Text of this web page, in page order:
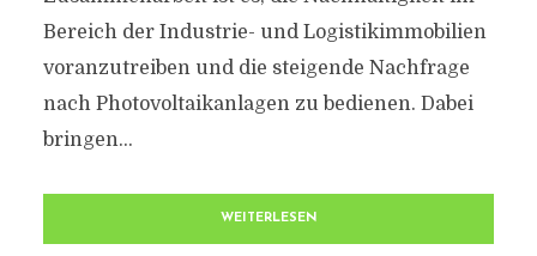
Bereich der Industrie- und Logistikimmobilien
voranzutreiben und die steigende Nachfrage
nach Photovoltaikanlagen zu bedienen. Dabei
bringen...
WEITERLESEN